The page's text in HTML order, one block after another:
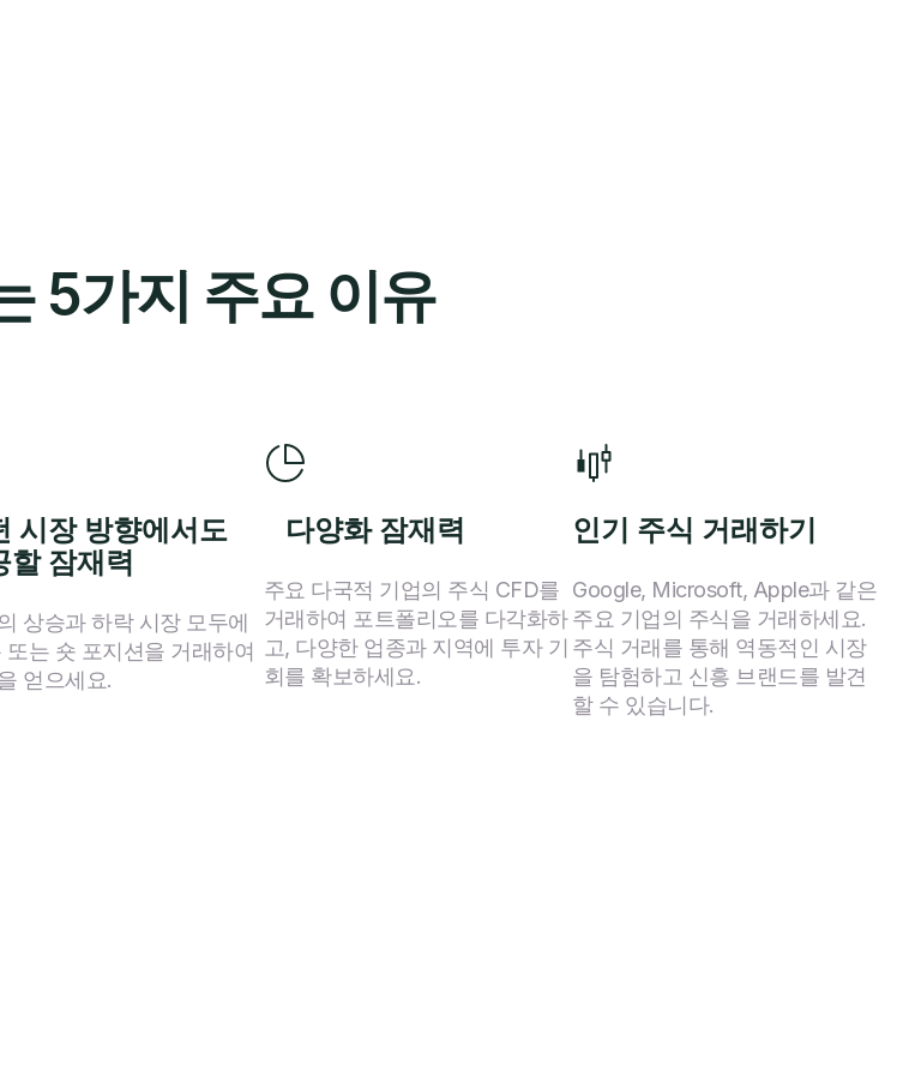
5가지 주요 이유
시장 방향에서도
할 잠재력
상승과 하락 시장 모두에
또는 숏 포지션을 거래하여
얻으세요.
다양화 잠재력
주요 다국적 기업의 주식 CFD를
거래하여 포트폴리오를 다각화하
고, 다양한 업종과 지역에 투자 기
회를 확보하세요.
인기 주식 거래하기
Google, Microsoft, Apple과 같은
주요 기업의 주식을 거래하세요.
주식 거래를 통해 역동적인 시장
을 탐험하고 신흥 브랜드를 발견
할 수 있습니다.